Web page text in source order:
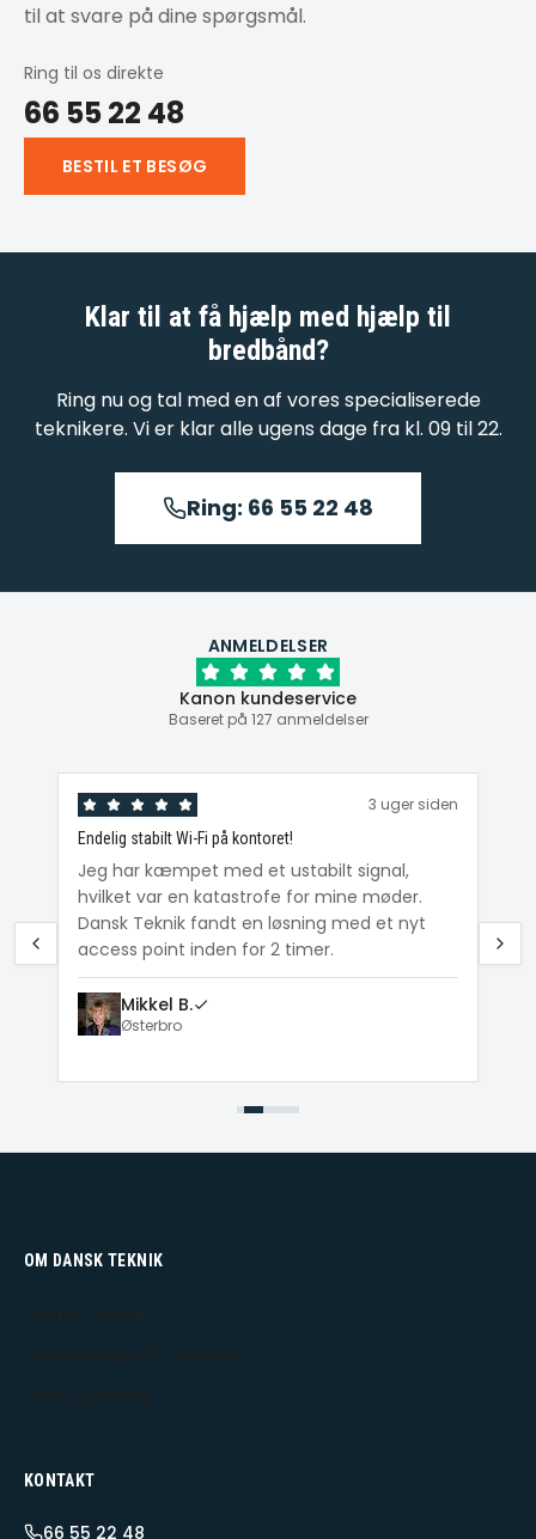
til at svare på dine spørgsmål.
Ring til os direkte
66 55 22 48
BESTIL ET BESØG
Klar til at få hjælp med hjælp til
bredbånd?
Ring nu og tal med en af vores specialiserede
teknikere. Vi er klar alle ugens dage fra kl. 09 til 22.
Ring: 66 55 22 48
ANMELDELSER
Kanon kundeservice
Baseret på 127 anmeldelser
3 uger siden
Endelig stabilt Wi-Fi på kontoret!
Jeg har kæmpet med et ustabilt signal,
hvilket var en katastrofe for mine møder.
Dansk Teknik fandt en løsning med et nyt
access point inden for 2 timer.
Mikkel B.
Østerbro
OM DANSK TEKNIK
KONTAKT
66 55 22 48